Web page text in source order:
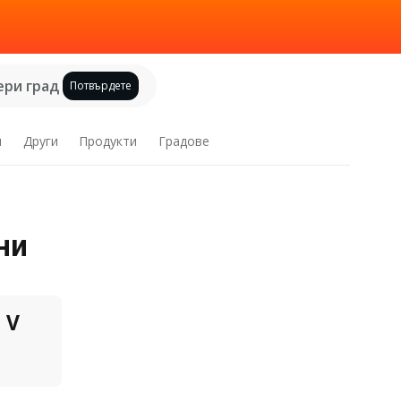
град Потвърдете
Други Продукти Градове
V